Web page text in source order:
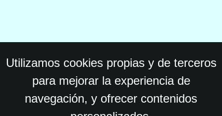
Utilizamos cookies propias y de terceros
para mejorar la experiencia de
navegación, y ofrecer contenidos